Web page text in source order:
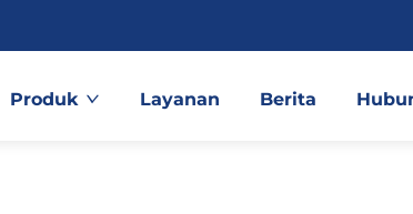
Produk Layanan Berita